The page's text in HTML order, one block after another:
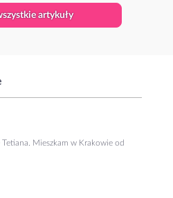
artykuły
Mieszkam w Krakowie od